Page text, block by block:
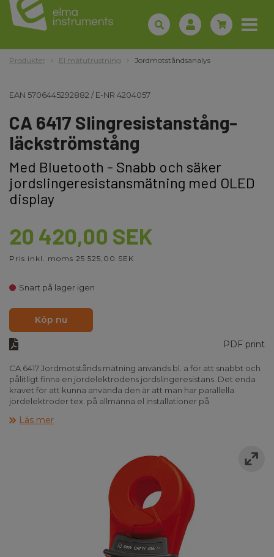
Produkter El mätutrustning Jordmotståndsanalys
EAN 5706445292882 /E-NR 4204057
CA 6417 Slingresistanstång-
läckströmstång
Med Bluetooth - Snabb och säker
jordslingeresistansmätning med OLED
display
20 420,00 SEK
Pris inkl. moms 25 525,00 SEK
Snart på lager igen
Köp nu
PDF print
CA 6417 Jordmotstånds mätning används bl. a för att snabbt och
pålitligt finna en jordelektrodens jordslingeresistans. Det enda
kravet för att kunna använda den är att man har parallella
jordelektroder tex. på allmänna el installationer på
automatisk bli fryst i displayen.
CA 6417 CA 6417 levereras med Bluetooth class 2
och kommunicerar trådlöst med PC software, Android tablet´s
och smartphones. Mätvärdena visas on-line som enkla
värden eller som grafer. Man kan endera sända mätrapporten
via e-mail, med mätresultat och position för mätningen,
kommentarer och foton. Så är och finns allt dokumenterat.
Utöver det snabba mätresultatet så sörjer man också för att
Läs mer